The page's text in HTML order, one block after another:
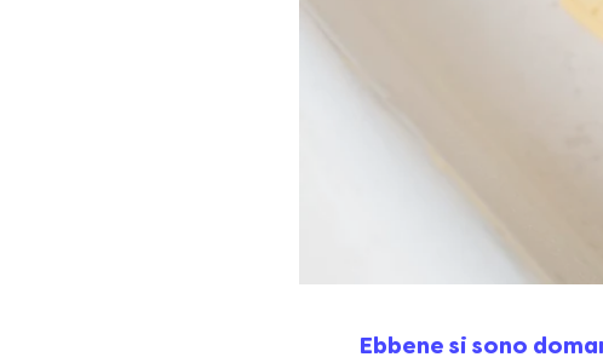
Ebbene si sono